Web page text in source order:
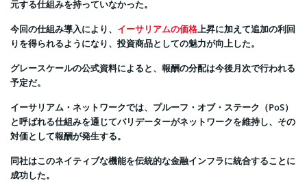
元する仕組みを持っていなかった。
今回の仕組み導入により、 イーサリアムの価格上昇に加えて追加の利回
りを得られるようになり、投資商品としての魅力が向上した。
グレースケールの公式資料によると、報酬の分配は今後月次で行われる
予定だ。
イーサリアム・ネットワークでは、プルーフ・オブ・ステーク（PoS）
と呼ばれる仕組みを通じてバリデーターがネットワークを維持し、その
対価として報酬が発生する。
同社はこのネイティブな機能を伝統的な金融インフラに統合することに
成功した。